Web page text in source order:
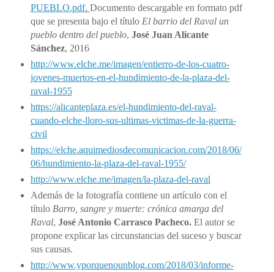
PUEBLO.pdf. Documentodescargable en formato pdf
que se presenta bajo el título El barrio del Raval un
pueblo dentro del pueblo, José Juan Alicante
Sánchez, 2016
http://www.elche.me/imagen/entierro-de-los-cuatro-
jovenes-muertos-en-el-hundimiento-de-la-plaza-del-
raval-1955
https://alicanteplaza.es/el-hundimiento-del-raval-
cuando-elche-lloro-sus-ultimas-victimas-de-la-guerra-
civil
https://elche.aquimediosdecomunicacion.com/2018/06/
06/hundimiento-la-plaza-del-raval-1955/
http://www.elche.me/imagen/la-plaza-del-raval
Además de la fotografía contiene un artículo con el
título Barro, sangre y muerte: crónica amarga del
Raval, José Antonio Carrasco Pacheco. El autor se
propone explicar las circunstancias del suceso y buscar
sus causas.
http://www.yporquenounblog.com/2018/03/informe-